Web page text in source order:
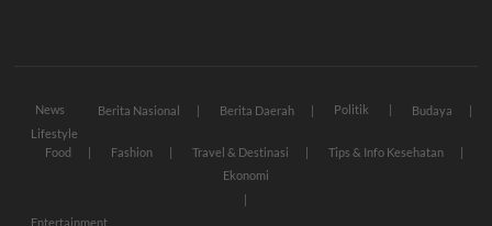
News Berita Nasional Berita Daerah Politik
Budaya
Lifestyle
Food
Fashion Travel & Destinasi
Tips & Info Kesehatan
Ekonomi
Entertainment